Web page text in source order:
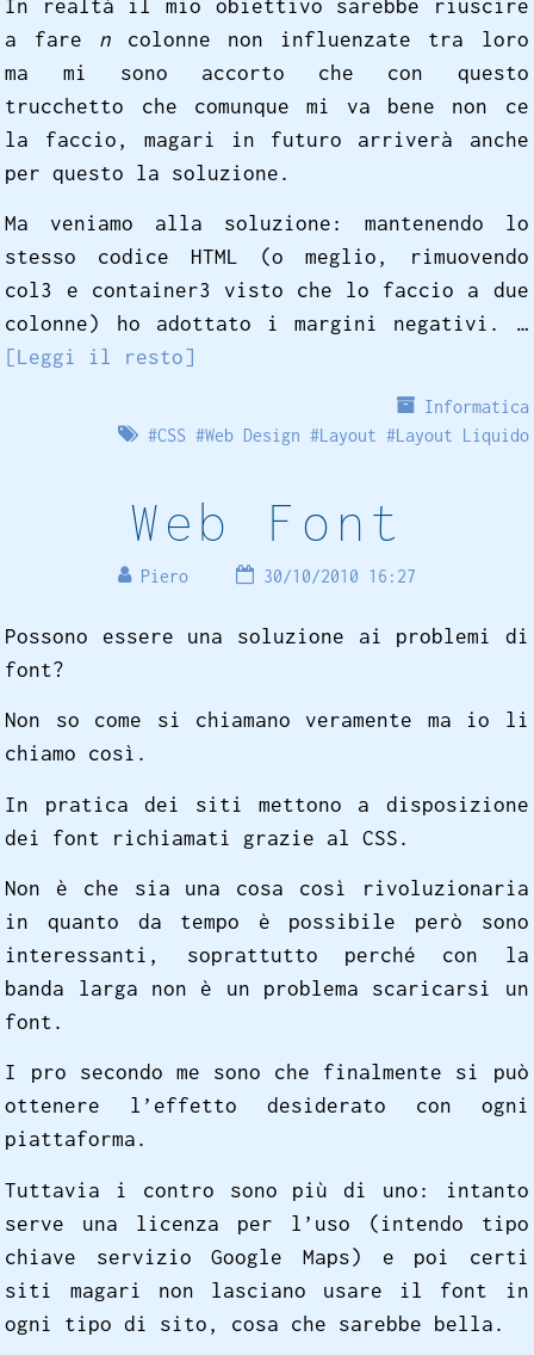
In realtà il mio obiettivo sarebbe riuscire
a fare ncolonne non influenzate tra loro
ma mi sono accorto che con questo
trucchetto che comunque mi va bene non ce
la faccio, magari in futuro arriverà anche
per questo la soluzione.
Ma veniamo alla soluzione: mantenendo lo
stesso codice HTML (o meglio, rimuovendo
col3 e container3 visto che lo faccio a due
colonne) ho adottato i margini negativi. …
[Leggi il resto]
Informatica
#CSS#Web Design #Layout #Layout Liquido
Web Font
Piero 30/10/2010 16:27
Possono essere una soluzione ai problemi di
font?
Non so come si chiamano veramente ma io li
chiamo così.
In pratica dei siti mettono a disposizione
dei font richiamati grazie al CSS.
Non è che sia una cosa così rivoluzionaria
in quanto da tempo è possibile però sono
interessanti, soprattutto perché con la
banda larga non è un problema scaricarsi un
font.
I pro secondo me sono che finalmente si può
ottenere l’effetto desiderato con ogni
piattaforma.
Tuttavia i contro sono più di uno: intanto
serve una licenza per l’uso (intendo tipo
chiave servizio Google Maps) e poi certi
siti magari non lasciano usare il font in
ogni tipo di sito, cosa che sarebbe bella.